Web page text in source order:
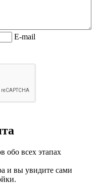
E-mail
всех этапах
и вы увидите сами